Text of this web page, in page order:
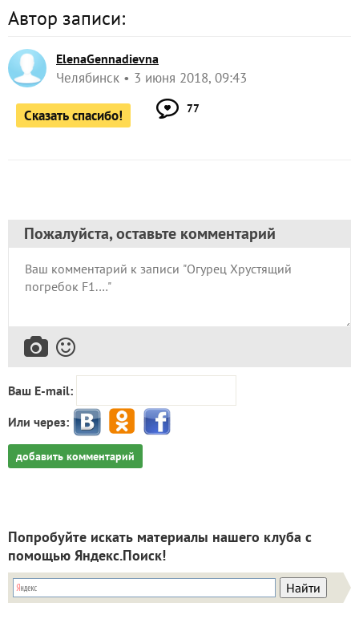
Автор записи:
ElenaGennadievna
Челябинск 3 июня 2018, 09:43
Сказать спасибо! 77
Пожалуйста, оставьте комментарий
Ваш E-mail:
Или через:
добавить комментарий
Попробуйте искать материалы нашего клуба с
помощью Яндекс.Поиск!